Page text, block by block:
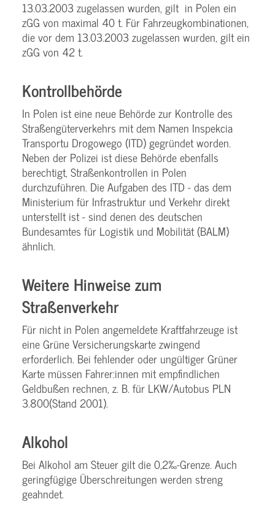
13.03.2003 zugelassen wurden, gilt in Polen ein
zGG von maximal 40 t. Für Fahrzeugkombinationen,
die vor dem 13.03.2003 zugelassen wurden, gilt ein
zGG von 42 t.
Kontrollbehörde
In Polen ist eine neue Behörde zur Kontrolle des
Straßengüterverkehrs mit dem Namen Inspekcia
Transportu Drogowego (ITD) gegründet worden.
Neben der Polizei ist diese Behörde ebenfalls
berechtigt, Straßenkontrollen in Polen
durchzuführen. Die Aufgaben des ITD - das dem
Ministerium für Infrastruktur und Verkehr direkt
unterstellt ist - sind denen des deutschen
Bundesamtes für Logistik und Mobilität (BALM)
ähnlich.
Weitere Hinweise zum
Straßenverkehr
Für nicht in Polen angemeldete Kraftfahrzeuge ist
eine Grüne Versicherungskarte zwingend
erforderlich. Bei fehlender oder ungültiger Grüner
Karte müssen Fahrer:innen mit empfindlichen
Geldbußen rechnen, z. B. für LKW/Autobus PLN
3.800(Stand 2001).
Alkohol
Bei Alkohol am Steuer gilt die 0,2‰-Grenze. Auch
geringfügige Überschreitungen werden streng
geahndet.